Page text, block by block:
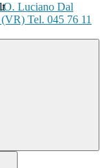
Luciano Dal
Tel. 045 76 11